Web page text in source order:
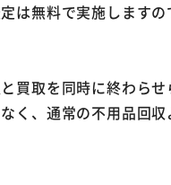
は無料で実施します
買取を同時に終わら
く、通常の不用品回収